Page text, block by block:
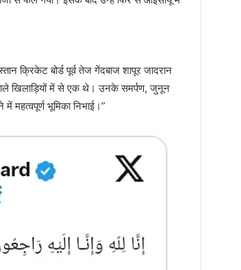
क्रिकेट बोर्ड पूर्व तेज गेंदबाज शापूर जादरान
खिलाड़ियों में से एक थे। उनके समर्पण, जुनून
भूमिका निभाई।”